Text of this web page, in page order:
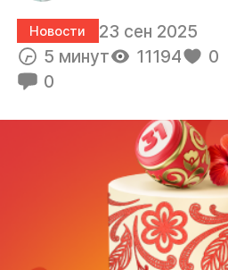
Новости
23 сен 2025
5 минут
11194
0
0